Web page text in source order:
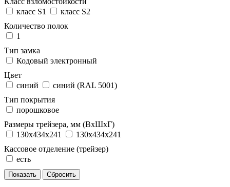
класс S1
класс S2
Количество полок
1
Тип замка
Кодовый электронный
Цвет
синий
синий (RAL 5001)
Тип покрытия
порошковое
Размеры трейзера, мм (ВхШхГ)
130x434x241
130х434х241
Кассовое отделение (трейзер)
есть